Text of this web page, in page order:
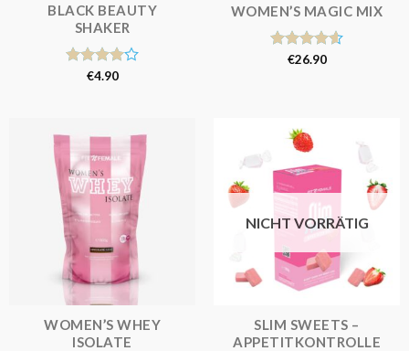
BLACK BEAUTY
SHAKER
Bewertet
€4.90
WOMEN’S MAGIC MIX
Bewertet
€26.90
WOMEN’S WHEY
ISOLATE
NICHT VORRÄTIG
SLIM SWEETS –
APPETITKONTROLLE